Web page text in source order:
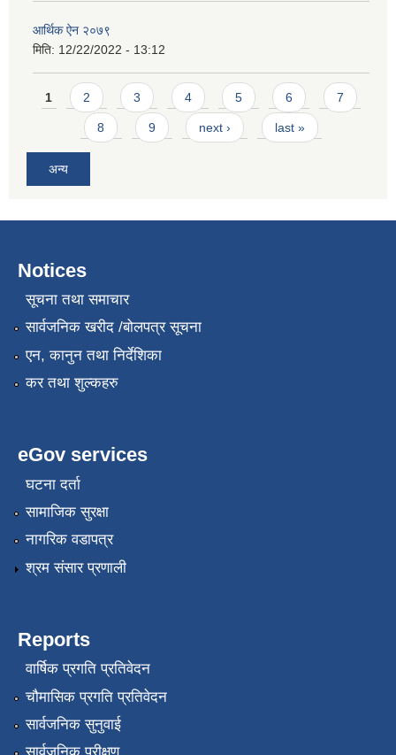
आर्थिक ऐन २०७९
मिति: 12/22/2022 - 13:12
Pages
1 2 3 4 5 6 7
8 9 next › last »
अन्य
Notices
सूचना तथा समाचार
सार्वजनिक खरीद /बोलपत्र सूचना
एन, कानुन तथा निर्देशिका
कर तथा शुल्कहरु
eGov services
घटना दर्ता
सामाजिक सुरक्षा
नागरिक वडापत्र
श्रम संसार प्रणाली
Reports
वार्षिक प्रगति प्रतिवेदन
चौमासिक प्रगति प्रतिवेदन
सार्वजनिक सुनुवाई